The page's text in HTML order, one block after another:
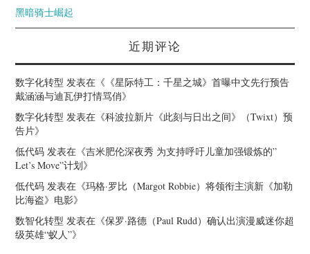
黑暗骑士崛起
近期评论
数字化转型 发表在《 《星际特工：千星之城》首曝中文先行预告
戴涵涵与迪瓦伊打情骂俏》
数字化转型 发表在《科波拉新片《此刻与日出之间》（Twixt）预
告片》
低代码 发表在《吉米肥伦深夜秀 为支持呼吁儿童加强锻炼的”
Let’s Move”计划》
低代码 发表在《玛格·罗比（Margot Robbie）将领衔主演新《加勒
比海盗》电影》
数智化转型 发表在《保罗·路德（Paul Rudd）确认出演漫威迷你超
级英雄“蚁人”》